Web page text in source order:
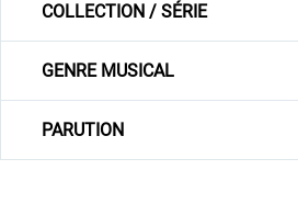
COLLECTION / SÉRIE
GENRE MUSICAL
PARUTION